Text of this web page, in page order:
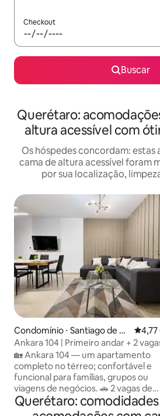
Checkout
Buscar
Querétaro:
altura acessível com
Os hóspedes concordam:
cama de altura acessível foram
por sua localização,
Condomínio ⋅ Santiago de Q
uerétaro
4,77
4,77
Ankara 104 | Primeiro andar + 2
estacionamento + Wi-Fi rápido
🏡 Ankara 104 — um apartamento
completo no térreo; confortável e
funcional para famílias, grupos ou
viagens de negócios. 🚗 2 vagas de
estacionamento semi-cobertas
🔐 controlado e segurança 24h Wi-Fi
Querétaro: